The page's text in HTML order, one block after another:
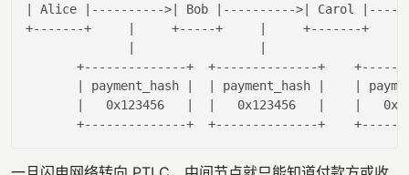
| Alice | ---------->| Bob | ---------->| Carol |
+-------+
|     +-----+     |
     +-------+
|                 |
+--------------+  +--------------+
| payment_hash |
| payment_hash |
|
|   0x123456   |
|   0x123456   | |